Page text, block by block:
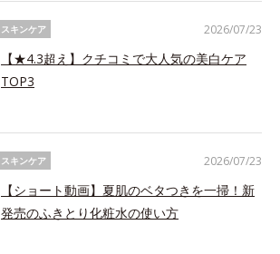
スキンケア
【★4.3超え】クチコミで大人気の美白ケア
TOP3
2026/07/23
スキンケア
【ショート動画】夏肌のベタつきを一掃！新
発売のふきとり化粧水の使い方
2026/07/23